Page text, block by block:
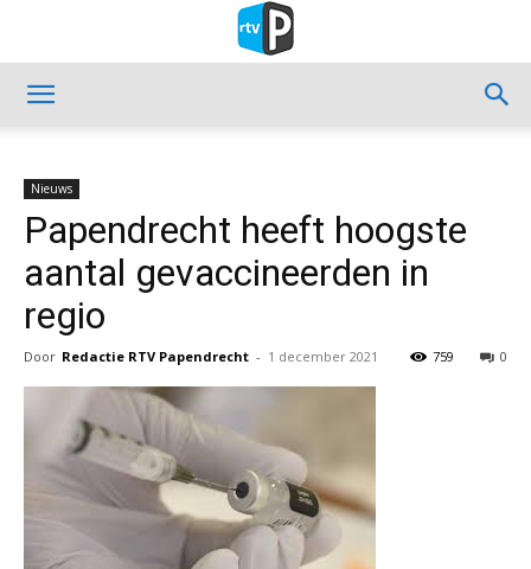
Nieuws
Papendrecht heeft hoogste
aantal gevaccineerden in
regio
Door Redactie RTV Papendrecht - 1 december 2021 0
759